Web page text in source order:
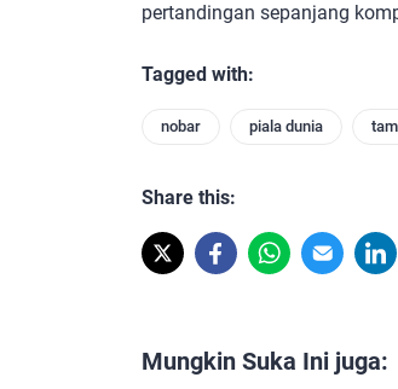
pertandingan sepanjang
Tagged with:
nobar piala dunia
Share this:
Mungkin Suka Ini juga: